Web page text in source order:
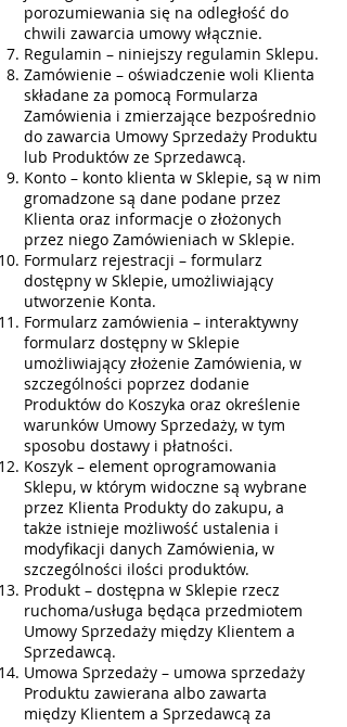
porozumiewania się na odległość do
chwili zawarcia umowy włącznie.
Regulamin – niniejszy regulamin Sklepu.
Zamówienie – oświadczenie woli Klienta
składane za pomocą Formularza
Zamówienia i zmierzające bezpośrednio
do zawarcia Umowy Sprzedaży Produktu
lub Produktów ze Sprzedawcą.
Konto – konto klienta w Sklepie, są w nim
gromadzone są dane podane przez
Klienta oraz informacje o złożonych
przez niego Zamówieniach w Sklepie.
Formularz rejestracji – formularz
dostępny w Sklepie, umożliwiający
utworzenie Konta.
Formularz zamówienia – interaktywny
formularz dostępny w Sklepie
umożliwiający złożenie Zamówienia, w
szczególności poprzez dodanie
Produktów do Koszyka oraz określenie
warunków Umowy Sprzedaży, w tym
sposobu dostawy i płatności.
Koszyk – element oprogramowania
Sklepu, w którym widoczne są wybrane
przez Klienta Produkty do zakupu, a
także istnieje możliwość ustalenia i
modyfikacji danych Zamówienia, w
szczególności ilości produktów.
Produkt – dostępna w Sklepie rzecz
ruchoma/usługa będąca przedmiotem
Umowy Sprzedaży między Klientem a
Sprzedawcą.
Umowa Sprzedaży – umowa sprzedaży
Produktu zawierana albo zawarta
między Klientem a Sprzedawcą za